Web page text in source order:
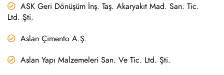
ASK Geri Dönüşüm İnş. Taş. Akaryakıt Mad. San. Tic.
Ltd. Şti.
Aslan Çimento A.Ş.
Aslan Yapı Malzemeleri San. Ve Tic. Ltd. Şti.